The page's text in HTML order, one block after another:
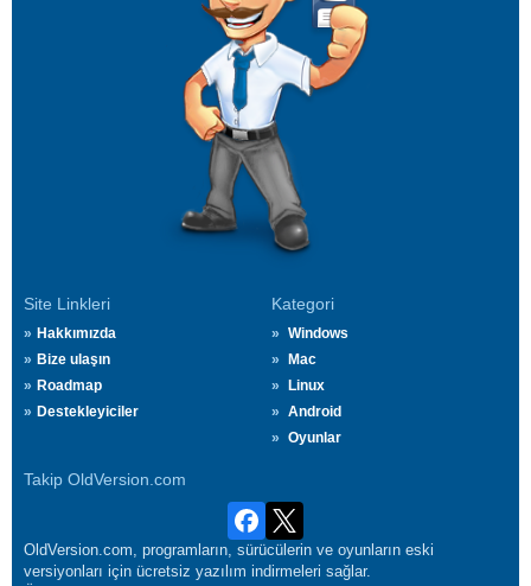
Site Linkleri
Hakkımızda
Bize ulaşın
Roadmap
Destekleyiciler
Kategori
Windows
Mac
Linux
Android
Oyunlar
Takip OldVersion.com
OldVersion.com, programların, sürücülerin ve oyunların eski
versiyonları için ücretsiz yazılım indirmeleri sağlar.